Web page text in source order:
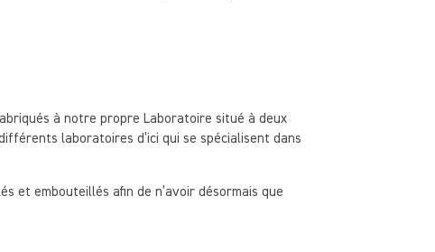
à notre propre Laboratoire situé à deux
laboratoires d’ici qui se spécialisent dans
et embouteillés afin de n’avoir désormais que